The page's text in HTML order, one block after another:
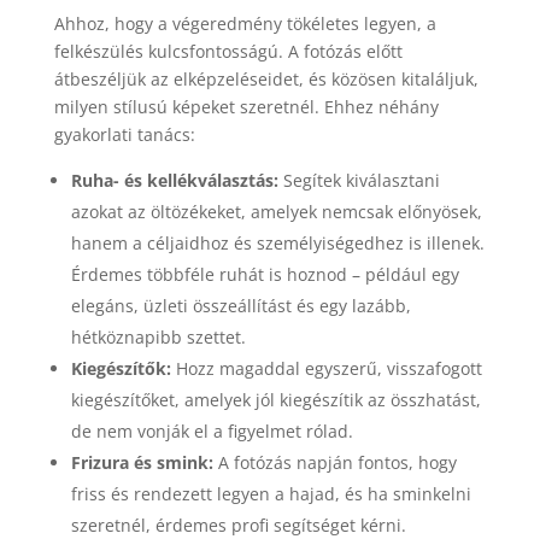
Ahhoz, hogy a végeredmény tökéletes legyen, a
felkészülés kulcsfontosságú. A fotózás előtt
átbeszéljük az elképzeléseidet, és közösen kitaláljuk,
milyen stílusú képeket szeretnél. Ehhez néhány
gyakorlati tanács:
Ruha- és kellékválasztás: Segítek kiválasztani
azokat az öltözékeket, amelyek nemcsak előnyösek,
hanem a céljaidhoz és személyiségedhez is illenek.
Érdemes többféle ruhát is hoznod – például egy
elegáns, üzleti összeállítást és egy lazább,
hétköznapibb szettet.
Kiegészítők: Hozz magaddal egyszerű, visszafogott
kiegészítőket, amelyek jól kiegészítik az összhatást,
de nem vonják el a figyelmet rólad.
Frizura és smink: A fotózás napján fontos, hogy
friss és rendezett legyen a hajad, és ha sminkelni
szeretnél, érdemes profi segítséget kérni.